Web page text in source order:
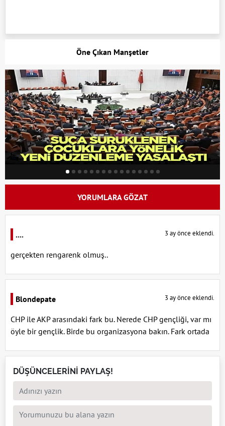
Öne Çıkan Manşetler
YORUMLARA GÖZAT
.... 3 ay önce eklendi.
gerçekten rengarenk olmuş..
Blondepate 3 ay önce eklendi.
CHP ile AKP arasındaki fark bu. Nerede CHP gençliği, var mı
öyle bir gençlik. Birde bu organizasyona bakın. Fark ortada
DÜŞÜNCELERİNİ PAYLAŞ!